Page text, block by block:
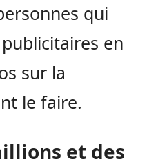
qui
en
sur la
le faire.
et des